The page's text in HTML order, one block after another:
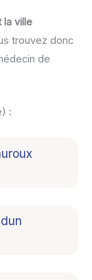
la ville
trouvez donc
de
: